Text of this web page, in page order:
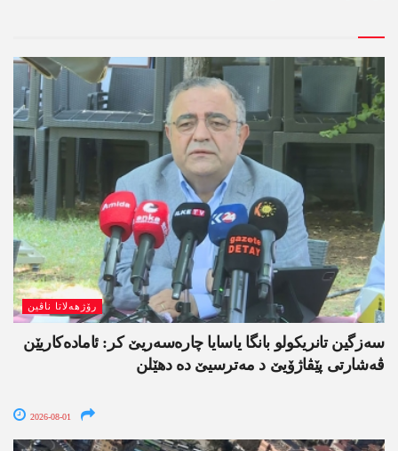
رۆژھەلاتا ناڤین
سەزگین تانریکولو بانگا یاسایا چارەسەریێ کر: ئامادەکاریێن
ڤەشارتی پێڤاژۆیێ د مەترسیێ دە دھێلن
2026-08-01